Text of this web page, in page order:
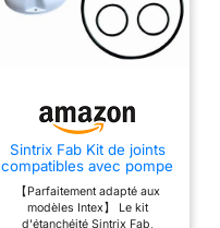
Sintrix Fab Kit de joints
compatibles avec pompe
filtrante Intex Krystal
Clear 604/604G - Joints
d'étanchéité de rechange
【Parfaitement adapté aux
modèles Intex】 Le kit
d'étanchéité Sintrix Fab,